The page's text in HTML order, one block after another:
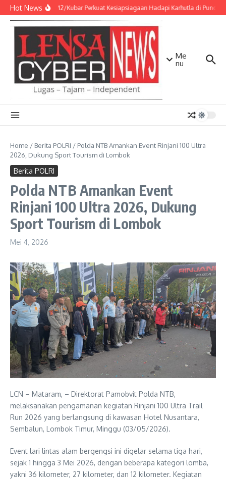
Lewati ke konten
Hot NewsKodim 0912/Kubar Perkuat Kesiapsiagaan Hadapi Karhutla di Puncak
Me
nu
Home / Berita POLRI / Polda NTB Amankan Event Rinjani 100 Ultra
2026, Dukung Sport Tourism di Lombok
Berita POLRI
Polda NTB Amankan Event
Rinjani 100 Ultra 2026, Dukung
Sport Tourism di Lombok
Mei 4, 2026
LCN – Mataram, – Direktorat Pamobvit Polda NTB,
melaksanakan pengamanan kegiatan Rinjani 100 Ultra Trail
Run 2026 yang berlangsung di kawasan Hotel Nusantara,
Sembalun, Lombok Timur, Minggu (03/05/2026).
Event lari lintas alam bergengsi ini digelar selama tiga hari,
sejak 1 hingga 3 Mei 2026, dengan beberapa kategori lomba,
yakni 36 kilometer, 27 kilometer, dan 12 kilometer. Kegiatan